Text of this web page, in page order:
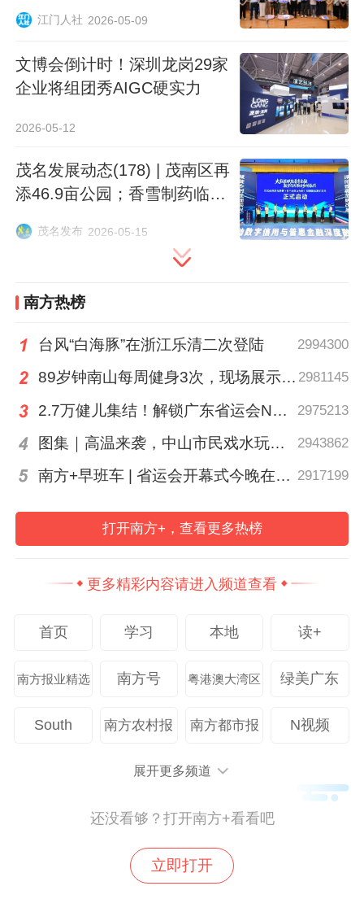
消费市场；“AI电商赋能紫金蝉茶产业发
接起来。每3个项目路演结束，大屏幕公布
一轮得分。
下半程，乡村创客类14个项目登场，覆盖面
更宽。“水墩镇锌硒大米产学研基地项目”把
功能农业和基地建设捆在一起，“节水抗旱稻
撂荒难题，给出从品种到加工的全链条方
案。“智飞低空——无人机智能作业”“光伏低
空智能运维创新应用项目”则让人看到低空技
术与乡村场景结合的可能。“村里吆吆生态农
地”等，均从农旅融合、体验经济等角度切
式和预期收益。
值得一提的是，还举行了有奖问答环节，观
众踊跃抢答“紫金蝉茶获得过哪些国家级以上
客社区叫什么名字”等问题，答对者可现场领
宣讲会圆满举办
江门人社 2026-05-09
文博会倒计时！深圳龙岗29家
企业将组团秀AIGC硬实力
2026-05-12
茂名发展动态(178) | 茂南区再
添46.9亩公园；香雪制药临空
茂名发布 2026-05-15
南方热榜
台风“白海豚”在浙江乐清二次登陆 2994300
89岁钟南山每周健身3次，现场展示常用拉力器 2981145
2.7万健儿集结！解锁广东省运会N大看点 2975213
图集｜高温来袭，中山市民戏水玩泡沫消暑 2943862
南方+早班车 | 省运会开幕式今晚在茂名举行 2917199
打开南方+，查看更多热榜
更多精彩内容请进入频道查看
首页 学习 本地 读+
南方报业精选 南方号 粤港澳大湾区 绿美广东
South 南方农村报 南方都市报 N视频
展开更多频道
还没看够？打开南方+看看吧
立即打开